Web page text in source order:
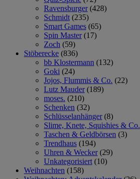
Ravensburger (428)
Schmidt (235)
Smart Games (65)
Spin Master (17)
Zoch (59)
Stöberecke (836)
bb Klostermann (132)
Goki (24)
Jojos, Flummis & Co. (22)
Lutz Mauder (189)
moses. (210)
Schenken (32)
Schlüsselanhänger (8)
Slime, Knete, Squishies & Co.
Taschen & Geldbörsen (3)
Trendhaus (194)
Uhren & Wecker (29)
Unkategorisiert (10)
Weihnachten (158)